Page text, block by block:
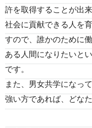
許を取得することが出来
社会に貢献できる人を
すので、誰かのために
ある人間になりたいと
です。
また、男女共学になっ
強い方であれば、どな